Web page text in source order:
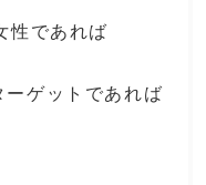
性であれば
ゲットであれば